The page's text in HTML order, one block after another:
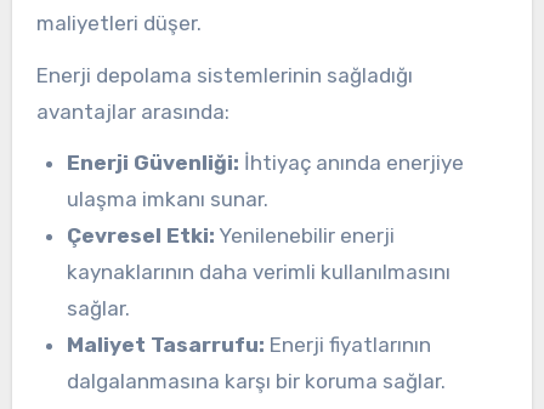
maliyetleri düşer.
Enerji depolama sistemlerinin sağladığı
avantajlar arasında:
Enerji Güvenliği: İhtiyaç anında enerjiye
ulaşma imkanı sunar.
Çevresel Etki: Yenilenebilir enerji
kaynaklarının daha verimli kullanılmasını
sağlar.
Maliyet Tasarrufu: Enerji fiyatlarının
dalgalanmasına karşı bir koruma sağlar.